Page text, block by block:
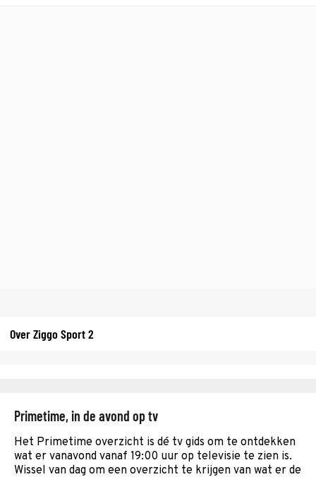
Over Ziggo Sport 2
Primetime, in de avond op tv
Het Primetime overzicht is dé tv gids om te ontdekken
wat er vanavond vanaf 19:00 uur op televisie te zien is.
Wissel van dag om een overzicht te krijgen van wat er de